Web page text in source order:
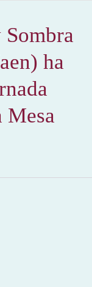
Sombra
ha
Mesa